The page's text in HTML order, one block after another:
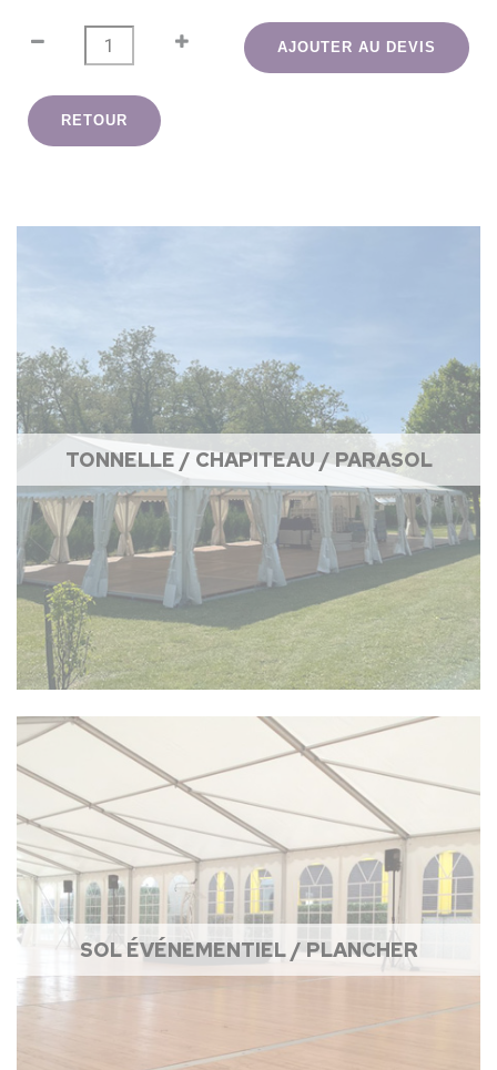
AJOUTER AU DEVIS
RETOUR
TONNELLE / CHAPITEAU / PARASOL
SOL ÉVÉNEMENTIEL / PLANCHER